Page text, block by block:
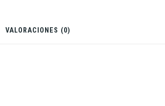
VALORACIONES (0)